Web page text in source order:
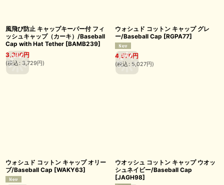
風飛び防止 キャップキーパー付 フィ
ッシュキャップ（カーキ）/Baseball
Cap with Hat Tether [BAMB239]
3,390円
(税込 : 3,729円)
ウォシュド コットン キャップ グレ
ー/Baseball Cap [RGPA77]
4,570円
(税込 : 5,027円)
ウォシュド コットン キャップ オリー
ブ/Baseball Cap [WAKY63]
ウオッシュ コットン キャップ ウオッ
シュネイビー/Baseball Cap
[JAGH98]